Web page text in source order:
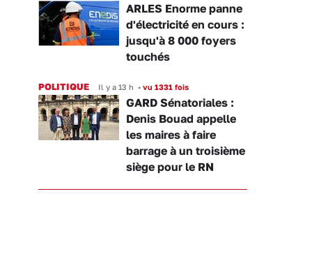
ARLES Enorme panne
d'électricité en cours :
jusqu'à 8 000 foyers
touchés
POLITIQUE Il y a 13 h • vu 1331 fois
GARD Sénatoriales :
Denis Bouad appelle
les maires à faire
barrage à un troisième
siège pour le RN